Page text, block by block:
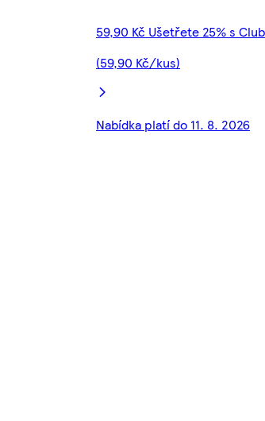
59,90 Kč Ušetřete 25% s
(59,90 Kč/kus)
Nabídka platí do 11. 8. 2026